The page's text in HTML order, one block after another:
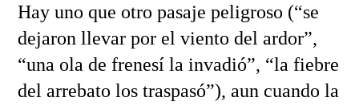
Hay uno que otro pasaje peligroso (“se
dejaron llevar por el viento del ardor”,
“una ola de frenesí la invadió”, “la fiebre
del arrebato los traspasó”), aun cuando la